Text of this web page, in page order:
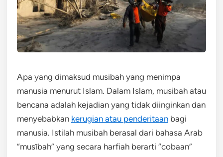
Apa yang dimaksud musibah yang menimpa
manusia menurut Islam. Dalam Islam, musibah atau
bencana adalah kejadian yang tidak diinginkan dan
menyebabkan kerugian atau penderitaan bagi
manusia. Istilah musibah berasal dari bahasa Arab
“musībah” yang secara harfiah berarti “cobaan”